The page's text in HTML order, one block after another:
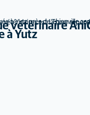
vétérinaire
à Yutz près de Thionville
est là pour
à Yutz